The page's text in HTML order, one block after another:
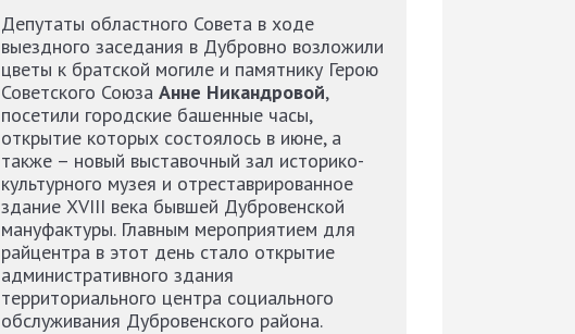
Депутаты областного Совета в ходе
выездного заседания в Дубровно возложили
цветы к братской могиле и памятнику Герою
Советского СоюзаАнне Никандровой,
посетили городские башенные часы,
открытие которых состоялось в июне, а
также – новый выставочный зал историко-
культурного музея и отреставрированное
здание XVIII века бывшей Дубровенской
мануфактуры. Главным мероприятием для
райцентра в этот день стало открытие
административного здания
территориального центра социального
обслуживания Дубровенского района.